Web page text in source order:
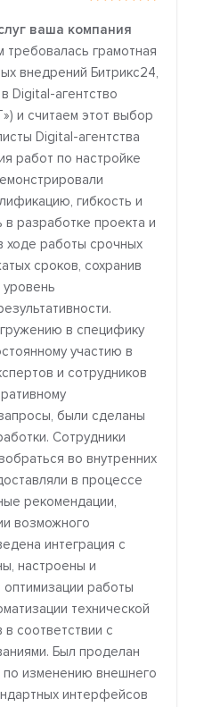
ваша компания
требовалась грамотная
внедрений Битрикс24,
Digital-агентство
и считаем этот выбор
Digital-агентства
работ по настройке
гибкость и
разработке проекта и
ходе работы срочных
сроков, сохранив
в специфику
участию в
и сотрудников
были сделаны
Сотрудники
во внутренних
в процессе
рекомендации,
возможного
интеграция с
настроены и
работы
технической
соответствии с
Был проделан
изменению внешнего
интерфейсов